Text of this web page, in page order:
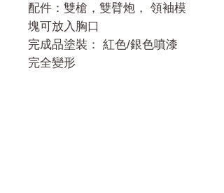
配件：雙槍，雙臂炮， 領袖模
塊可放入胸口
完成品塗裝： 紅色/銀色噴漆
完全變形